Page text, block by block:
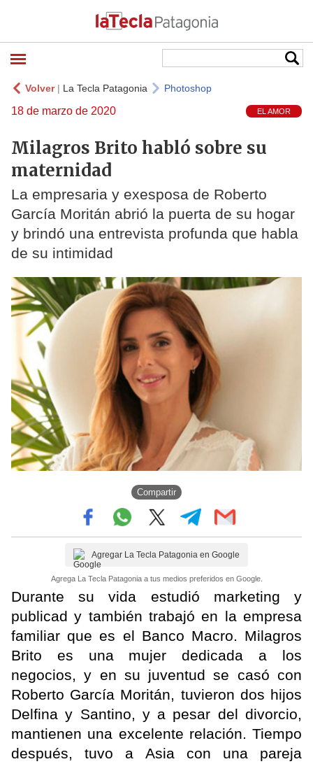
Volver| La Tecla Patagonia Photoshop
18 de marzo de 2020 EL AMOR
Milagros Brito habló sobre su
maternidad
La empresaria y exesposa de Roberto
García Moritán abrió la puerta de su hogar
y brindó una entrevista profunda que habla
de su intimidad
Compartir
Agregar La Tecla Patagonia en Google
Agrega La Tecla Patagonia a tus medios preferidos en Google.
Durante su vida estudió marketing y
publicad y también trabajó en la empresa
familiar que es el Banco Macro. Milagros
Brito es una mujer dedicada a los
negocios, y en su juventud se casó con
Roberto García Moritán, tuvieron dos hijos
Delfina y Santino, y a pesar del divorcio,
mantienen una excelente relación. Tiempo
después, tuvo a Asia con una pareja